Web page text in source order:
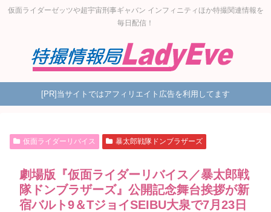
仮面ライダーゼッツや超宇宙刑事ギャバン インフィニティほか特撮関連情報を
毎日配信！
[PR]当サイトではアフィリエイト広告を利用してます
仮面ライダーリバイス 暴太郎戦隊ドンブラザーズ
劇場版『仮面ライダーリバイス／暴太郎戦
隊ドンブラザーズ』公開記念舞台挨拶が新
宿バルト9＆TジョイSEIBU大泉で7月23日